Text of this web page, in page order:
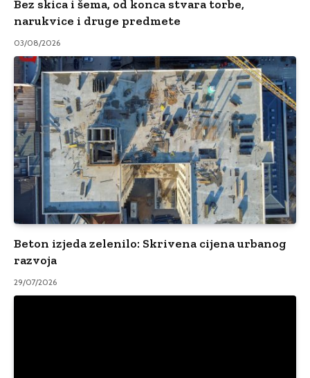
Bez skica i šema, od konca stvara torbe,
narukvice i druge predmete
03/08/2026
Beton izjeda zelenilo: Skrivena cijena urbanog
razvoja
29/07/2026